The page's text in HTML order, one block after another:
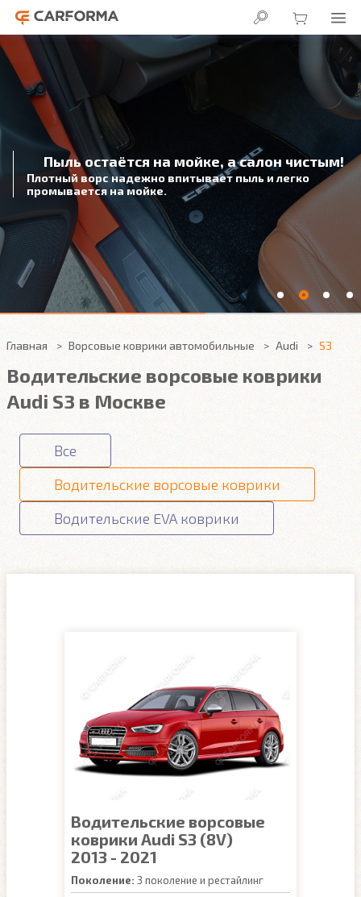
Пыль остаётся на мойке, а салон чистым!
Плотный ворс надежно впитывает пыль и легко
промывается на мойке.
Главная Ворсовые коврики автомобильные Audi S3
Водительские ворсовые коврики
Audi S3 в Москве
Все
Водительские ворсовые коврики
Водительские EVA коврики
Водительские ворсовые
коврики Audi S3 (8V)
2013 - 2021
Поколение: 3 поколение и рестайлинг